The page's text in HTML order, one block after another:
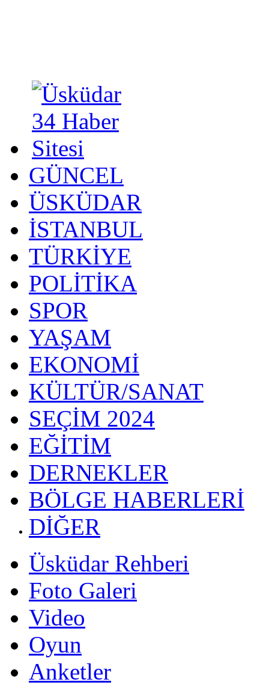
GÜNCEL
ÜSKÜDAR
İSTANBUL
TÜRKİYE
POLİTİKA
SPOR
YAŞAM
EKONOMİ
KÜLTÜR/SANAT
SEÇİM 2024
EĞİTİM
DERNEKLER
BÖLGE HABERLERİ
DİĞER
Üsküdar Rehberi
Foto Galeri
Video
Oyun
Anketler